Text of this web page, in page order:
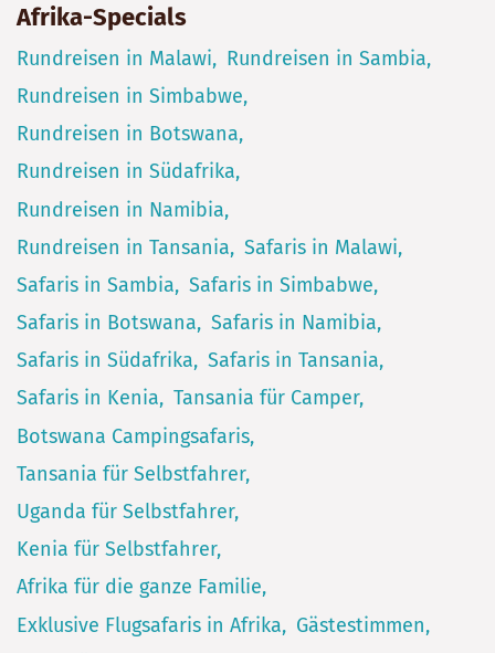
Afrika-Specials
Rundreisen in Malawi
Rundreisen in Sambia
Rundreisen in Simbabwe
Rundreisen in Botswana
Rundreisen in Südafrika
Rundreisen in Namibia
Rundreisen in Tansania
Safaris in Malawi
Safaris in Sambia
Safaris in Simbabwe
Safaris in Botswana
Safaris in Namibia
Safaris in Südafrika
Safaris in Tansania
Safaris in Kenia
Tansania für Camper
Botswana Campingsafaris
Tansania für Selbstfahrer
Uganda für Selbstfahrer
Kenia für Selbstfahrer
Afrika für die ganze Familie
Exklusive Flugsafaris in Afrika
Gästestimmen